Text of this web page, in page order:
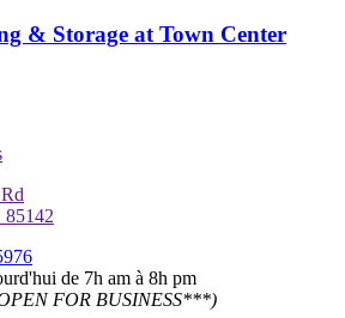
& Storage at Town Center
85142
de 7h am à 8h pm
FOR BUSINESS***)